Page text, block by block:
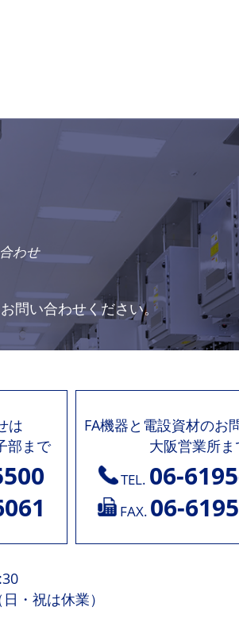
わせ
問い合わせください。
は
部まで
FA機器と電設資材のお
大阪営業所ま
TEL. 06-
FAX. 06-
・祝は休業）